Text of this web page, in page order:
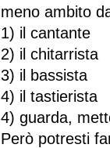
meno ambito
1) il cantante
2) il chitarrista
3) il bassista
4) il tastierista
4) guarda,
Però potresti